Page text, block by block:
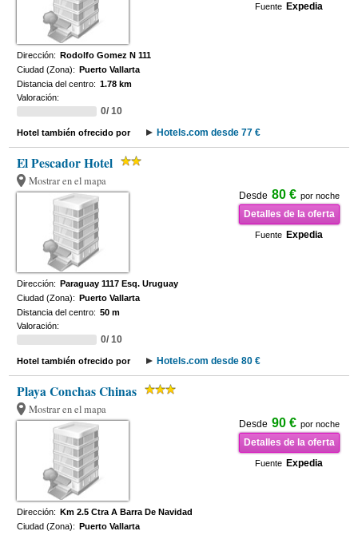
Fuente Expedia
Dirección: Rodolfo Gomez N 111
Ciudad (Zona): Puerto Vallarta
Distancia del centro: 1.78 km
Valoración:
0/ 10
Hotel también ofrecido por Hotels.com desde 77 €
El Pescador Hotel
Mostrar en el mapa
Desde 80 € por noche
Detalles de la oferta
Fuente Expedia
Dirección: Paraguay 1117 Esq. Uruguay
Ciudad (Zona): Puerto Vallarta
Distancia del centro: 50 m
Valoración:
0/ 10
Hotel también ofrecido por Hotels.com desde 80 €
Playa Conchas Chinas
Mostrar en el mapa
Desde 90 € por noche
Detalles de la oferta
Fuente Expedia
Dirección: Km 2.5 Ctra A Barra De Navidad
Ciudad (Zona): Puerto Vallarta